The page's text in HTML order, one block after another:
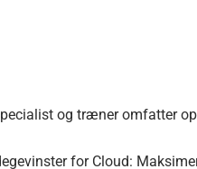
og træner omfatter
for Cloud: